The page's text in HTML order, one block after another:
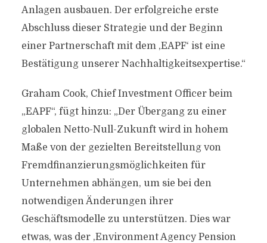
Anlagen ausbauen. Der erfolgreiche erste
Abschluss dieser Strategie und der Beginn
einer Partnerschaft mit dem ,EAPF‘ ist eine
Bestätigung unserer Nachhaltigkeitsexpertise.“
Graham Cook, Chief Investment Officer beim
„EAPF“, fügt hinzu: „Der Übergang zu einer
globalen Netto-Null-Zukunft wird in hohem
Maße von der gezielten Bereitstellung von
Fremdfinanzierungsmöglichkeiten für
Unternehmen abhängen, um sie bei den
notwendigen Änderungen ihrer
Geschäftsmodelle zu unterstützen. Dies war
etwas, was der ,Environment Agency Pension